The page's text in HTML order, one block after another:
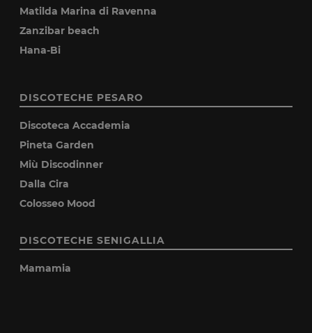
Matilda Marina di Ravenna
Zanzibar beach
Hana-Bi
DISCOTECHE PESARO
Discoteca Accademia
Pineta Garden
Miù Discodinner
Dalla Cira
Colosseo Mood
DISCOTECHE SENIGALLIA
Mamamia